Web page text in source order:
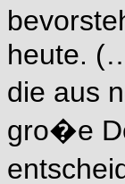
heute.
die aus
gro�e